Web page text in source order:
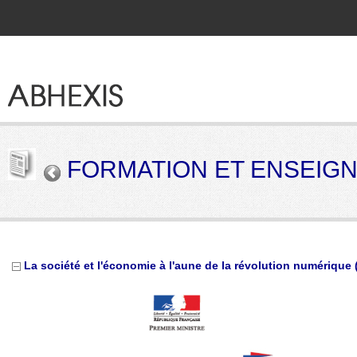
FORMATION ET
La société et l'économie à l'aune de la révolution numérique